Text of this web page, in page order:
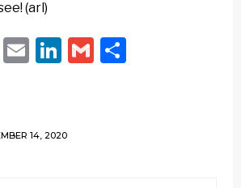
(arl)
Twitter
EmailLinkedIn
Gmail
14, 2020